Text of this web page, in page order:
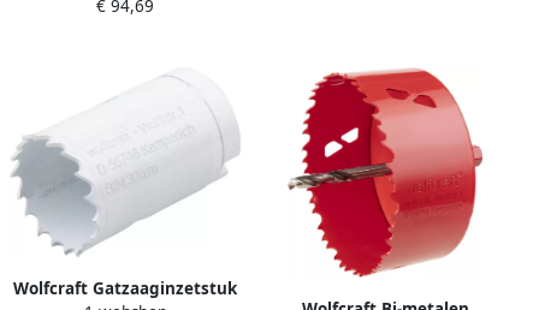
stuk 5343000
€ 94,69
Wolfcraft Gatzaaginzetstuk